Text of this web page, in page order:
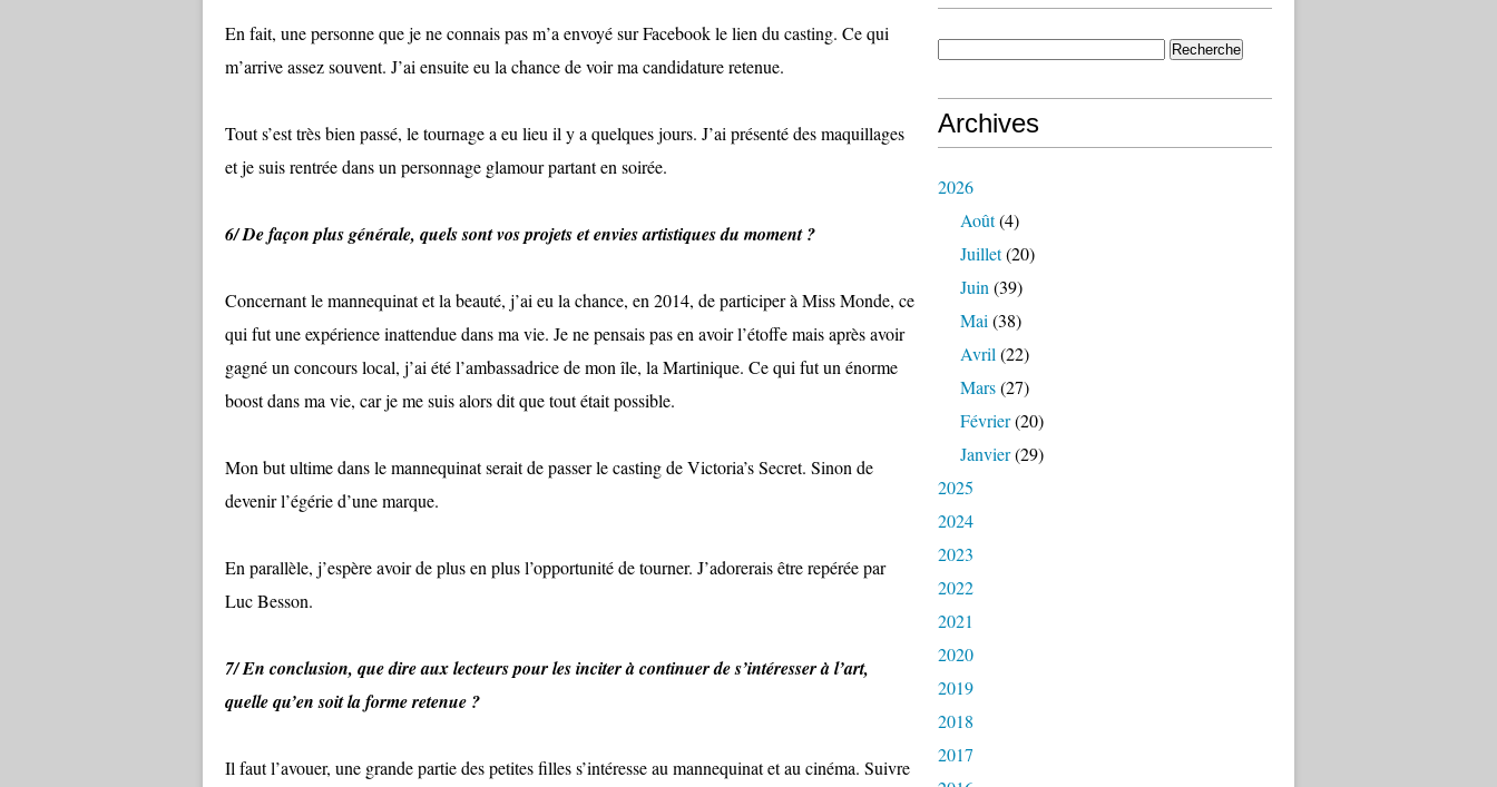
En fait, une personne que je ne connais pas m’a envoyé sur Facebook le lien du casting. Ce qui
m’arrive assez souvent. J’ai ensuite eu la chance de voir ma candidature retenue.
Tout s’est très bien passé, le tournage a eu lieu il y a quelques jours. J’ai présenté des maquillages
et je suis rentrée dans un personnage glamour partant en soirée.
6/ De façon plus générale, quels sont vos projets et envies artistiques du moment ?
Concernant le mannequinat et la beauté, j’ai eu la chance, en 2014, de participer à Miss Monde, ce
qui fut une expérience inattendue dans ma vie. Je ne pensais pas en avoir l’étoffe mais après avoir
gagné un concours local, j’ai été l’ambassadrice de mon île, la Martinique. Ce qui fut un énorme
boost dans ma vie, car je me suis alors dit que tout était possible.
Mon but ultime dans le mannequinat serait de passer le casting de Victoria’s Secret. Sinon de
devenir l’égérie d’une marque.
En parallèle, j’espère avoir de plus en plus l’opportunité de tourner. J’adorerais être repérée par
Luc Besson.
7/ En conclusion, que dire aux lecteurs pour les inciter à continuer de s’intéresser à l’art,
quelle qu’en soit la forme retenue ?
Il faut l’avouer, une grande partie des petites filles s’intéresse au mannequinat et au cinéma. Suivre
Archives
2026
Août(4)
Juillet(20)
Juin (39)
Mai (38)
Avril (22)
Mars(27)
Février(20)
Janvier(29)
2025
2024
2023
2022
2021
2020
2019
2018
2017